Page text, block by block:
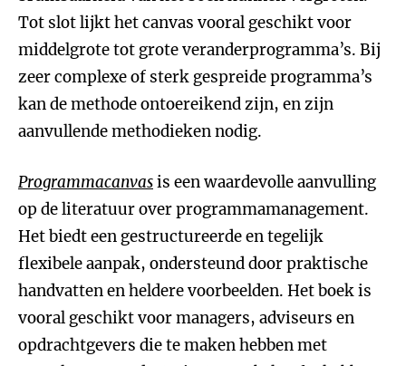
Tot slot lijkt het canvas vooral geschikt voor
middelgrote tot grote veranderprogramma’s. Bij
zeer complexe of sterk gespreide programma’s
kan de methode ontoereikend zijn, en zijn
aanvullende methodieken nodig.
Programmacanvasis een waardevolle aanvulling
op de literatuur over programmamanagement.
Het biedt een gestructureerde en tegelijk
flexibele aanpak, ondersteund door praktische
handvatten en heldere voorbeelden. Het boek is
vooral geschikt voor managers, adviseurs en
opdrachtgevers die te maken hebben met